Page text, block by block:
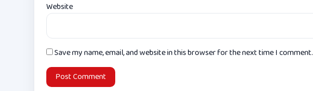
Website
Save my name, email, and website in this browser for the next time I comment.